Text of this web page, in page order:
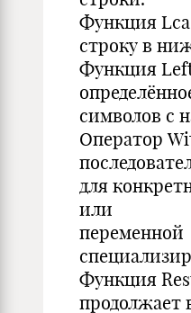
Функция
строку в
Функция
символов с
Оператор
для
или
переменной
Функция
продолжает